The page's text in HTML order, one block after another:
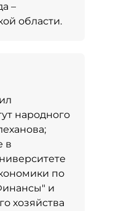
–
области.
народного
в
по
и
хозяйства